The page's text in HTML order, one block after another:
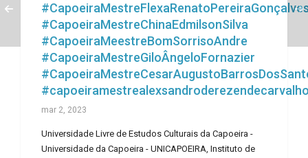
#CapoeiraMestreChinaEdmilsonSilva
#CapoeiraMeestreBomSorrisoAndre
#CapoeiraMestreGiloÂngeloFornazier
mar 2, 2023
Universidade Livre de Estudos Culturais da Capoeira -
Universidade da Capoeira - UNICAPOEIRA, Instituto de